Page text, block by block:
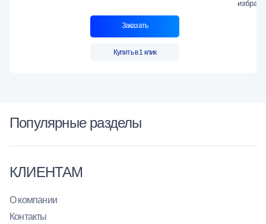
Заказать
Купить в 1 клик
Популярные разделы
КЛИЕНТАМ
О компании
Контакты